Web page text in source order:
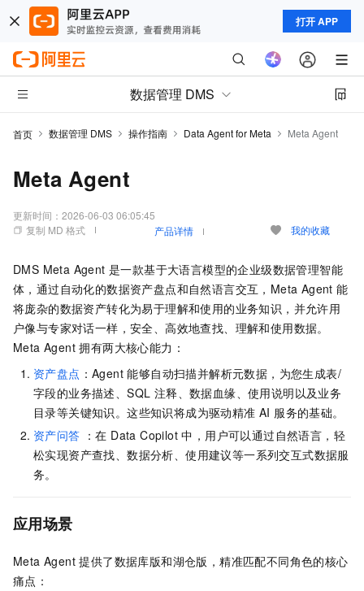
打开 APP
数据管理 DMS
首页 数据管理 DMS 操作指南 Data Agent for Meta Meta Agent
Meta Agent
更新时间： 2026-06-03 06:05:45
复制 MD 格式
产品详情 我的收藏
DMS Meta Agent 是一款基于大语言模型的企业级数据管理智能
体，通过自动化的数据资产盘点和自然语言交互，Meta Agent 能
将庞杂的数据资产转化为易于理解和使用的业务知识，并允许用
户像与专家对话一样，安全、高效地查找、理解和使用数据。
Meta Agent 拥有两大核心能力：
资产盘点 ：Agent 能够自动扫描并解析元数据，为您生成表/
字段的业务描述、SQL 注释、 数据血缘、 使用说明以及业务
目录等关键知识。这些知识将成为驱动精准 AI 服务的基础。
资产问答 ：在 Data Copilot 中，用户可以通过自然语言，轻
松实现资产查找、数据分析、使用建议等一系列交互式数据服
务。
应用场景
Meta Agent 提供了数据库版和湖仓版，精准匹配不同角色的核心
痛点：